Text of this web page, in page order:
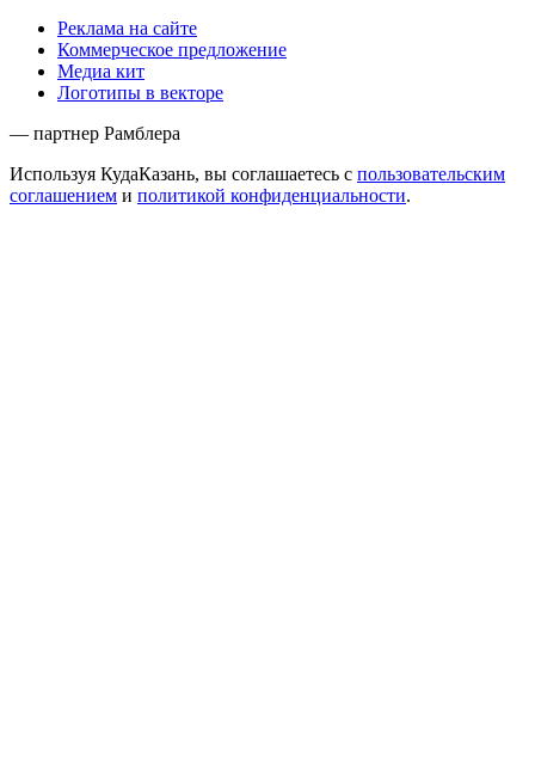
Реклама на сайте
Коммерческое предложение
Медиа кит
Логотипы в векторе
— партнер Рамблера
Используя КудаКазань, вы соглашаетесь с пользовательским
соглашением и политикой конфиденциальности.